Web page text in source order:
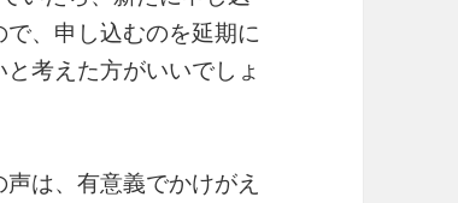
、申し込むのを延期に
考えた方がいいでしょ
は、有意義でかけがえ